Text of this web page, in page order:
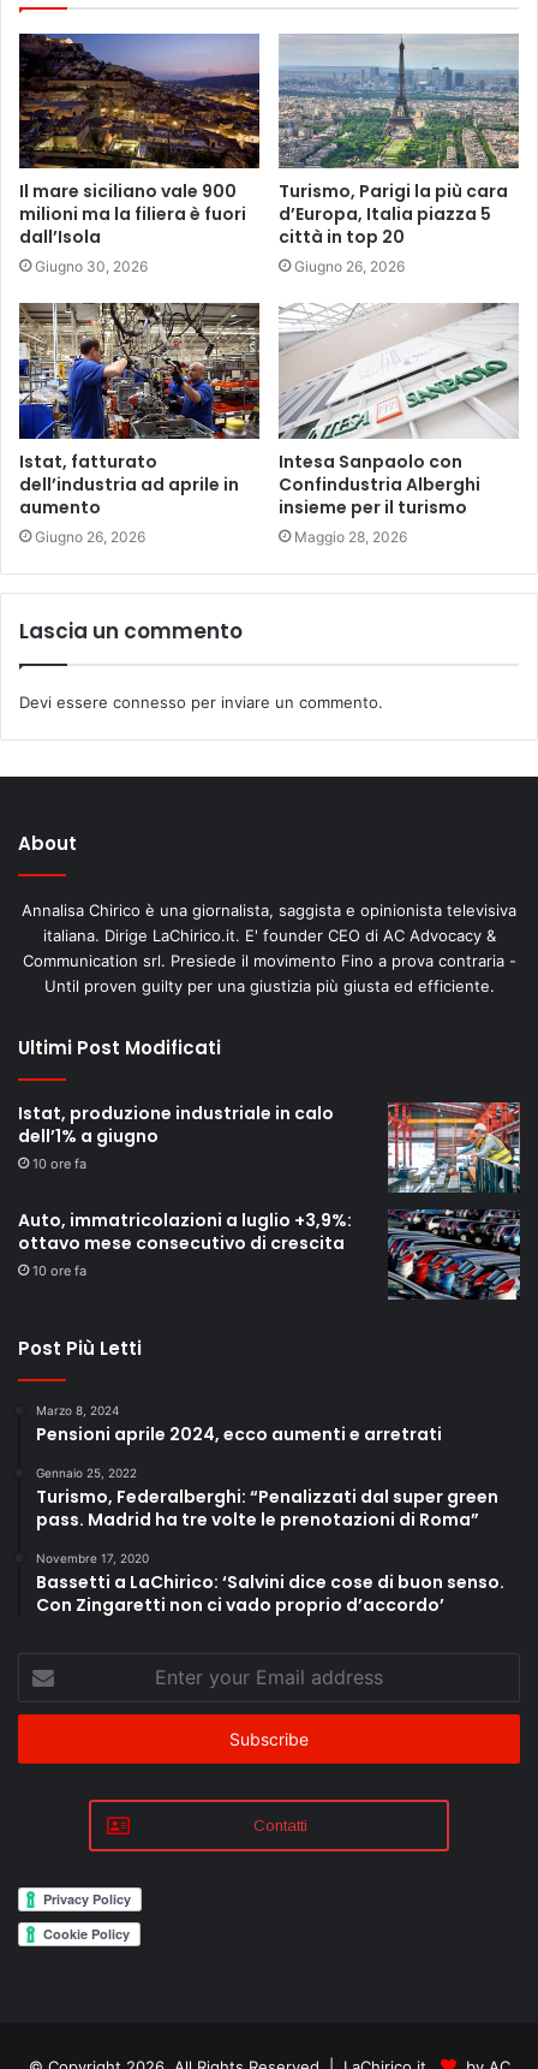
Il mare siciliano vale 900
milioni ma la filiera è fuori
dall’Isola
Giugno 30, 2026
Turismo, Parigi la più cara
d’Europa, Italia piazza 5
città in top 20
Giugno 26, 2026
Istat, fatturato
dell’industria ad aprile in
aumento
Giugno 26, 2026
Intesa Sanpaolo con
Confindustria Alberghi
insieme per il turismo
Maggio 28, 2026
Lascia un commento
Devi essere connesso per inviare un commento.
About
Annalisa Chirico è una giornalista, saggista e opinionista televisiva
italiana. Dirige LaChirico.it. E' founder CEO di AC Advocacy &
Communication srl. Presiede il movimento Fino a prova contraria -
Until proven guilty per una giustizia più giusta ed efficiente.
Ultimi Post Modificati
Istat, produzione industriale in calo
dell’1% a giugno
10 ore fa
Auto, immatricolazioni a luglio +3,9%:
ottavo mese consecutivo di crescita
10 ore fa
Post Più Letti
Marzo 8, 2024
Pensioni aprile 2024, ecco aumenti e arretrati
Gennaio 25, 2022
Turismo, Federalberghi: “Penalizzati dal super green
pass. Madrid ha tre volte le prenotazioni di Roma”
Novembre 17, 2020
Bassetti a LaChirico: ‘Salvini dice cose di buon senso.
Con Zingaretti non ci vado proprio d’accordo’
Enter
your
Email
Contatti